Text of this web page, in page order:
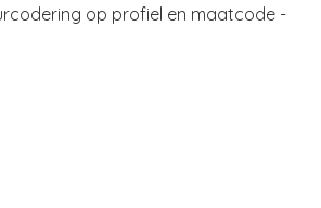
op profiel en maatcode -